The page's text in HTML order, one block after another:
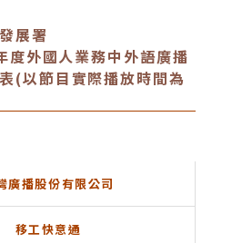
展署
度外國人業務中外語廣播
(以節目實際播放時間為
廣播股份有限公司
移工快意通